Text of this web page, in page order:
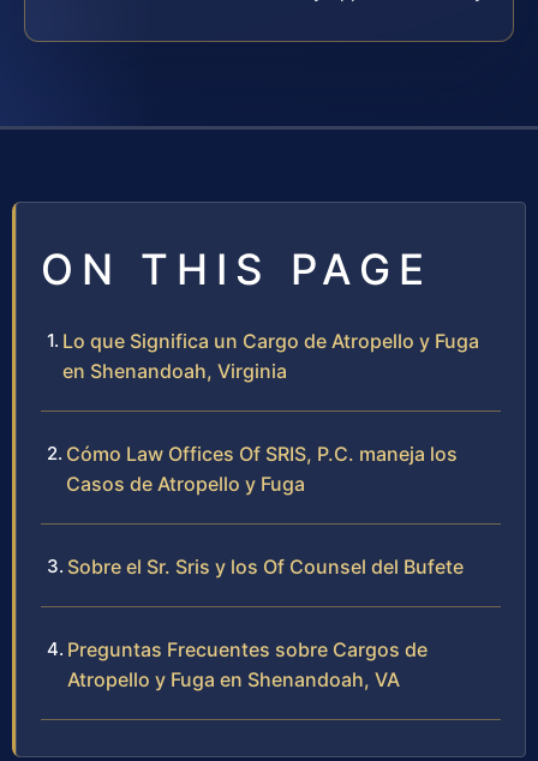
ON THIS PAGE
Lo que Significa un Cargo de Atropello y Fuga
en Shenandoah, Virginia
Cómo Law Offices Of SRIS, P.C. maneja los
Casos de Atropello y Fuga
Sobre el Sr. Sris y los Of Counsel del Bufete
Preguntas Frecuentes sobre Cargos de
Atropello y Fuga en Shenandoah, VA